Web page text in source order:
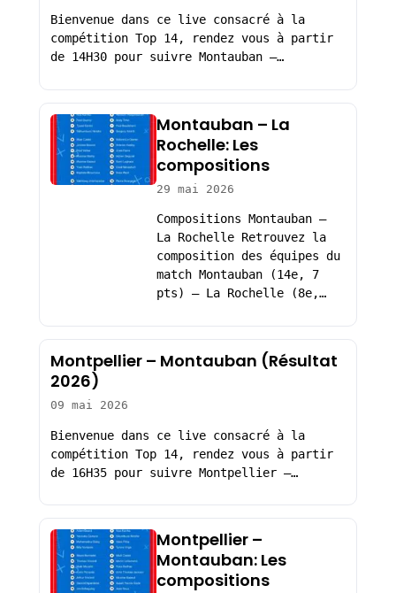
Bienvenue dans ce live consacré à la
compétition Top 14, rendez vous à partir
de 14H30 pour suivre Montauban –…
Montauban – La
Rochelle: Les
compositions
29 mai 2026
Compositions Montauban –
La Rochelle Retrouvez la
composition des équipes du
match Montauban (14e, 7
pts) – La Rochelle (8e,…
Montpellier – Montauban (Résultat
2026)
09 mai 2026
Bienvenue dans ce live consacré à la
compétition Top 14, rendez vous à partir
de 16H35 pour suivre Montpellier –…
Montpellier –
Montauban: Les
compositions